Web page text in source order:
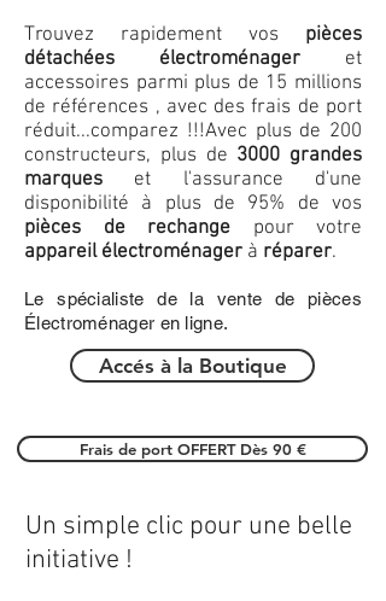
Trouvez rapidement vos pièces
détachées électroménager et
accessoires parmi plus de 15 millions
de références , avec des frais de port
réduit...comparez !!!Avec plus de 200
constructeurs, plus de 3000 grandes
marques et l'assurance d'une
disponibilité à plus de 95% de vos
pièces de rechange pour votre
appareil électroménager à réparer.
Le spécialiste de la vente de pièces
Électroménager en ligne.
Accés à la Boutique
Frais de port OFFERT Dès 90 €
Un simple clic pour une belle
initiative !